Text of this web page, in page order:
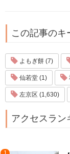
この記事のキ
よもぎ餅 (7)
仙若堂 (1)
左京区 (1,630)
アクセスラン